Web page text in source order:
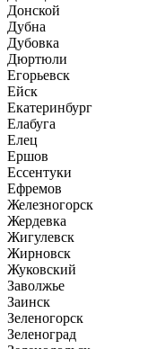
Донской
Дубна
Дубовка
Дюртюли
Егорьевск
Ейск
Екатеринбург
Елабуга
Елец
Ершов
Ессентуки
Ефремов
Железногорск
Жердевка
Жигулевск
Жирновск
Жуковский
Заволжье
Заинск
Зеленогорск
Зеленоград